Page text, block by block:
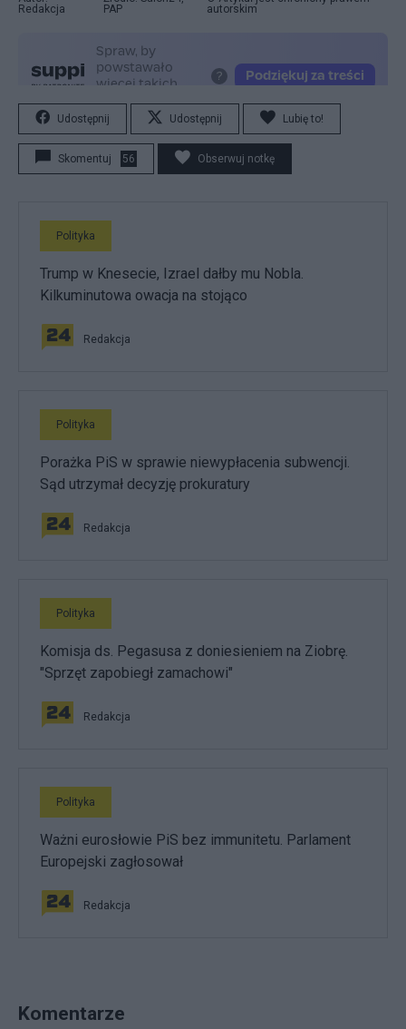
Redakcja
PAP
autorskim
Udostępnij Udostępnij Lubię to!
Skomentuj 56 Obserwuj notkę
Polityka
Trump w Knesecie, Izrael dałby mu Nobla.
Kilkuminutowa owacja na stojąco
Redakcja
Polityka
Porażka PiS w sprawie niewypłacenia subwencji.
Sąd utrzymał decyzję prokuratury
Redakcja
Polityka
Komisja ds. Pegasusa z doniesieniem na Ziobrę.
"Sprzęt zapobiegł zamachowi"
Redakcja
Polityka
Ważni eurosłowie PiS bez immunitetu. Parlament
Europejski zagłosował
Redakcja
Komentarze